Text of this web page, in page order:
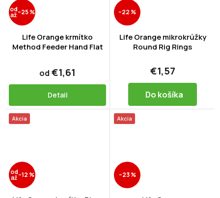
od
až–25 %
Life Orange krmítko
Method Feeder Hand Flat
od €1,61
Detail
–22 %
Life Orange mikrokrúžky
Round Rig Rings
€1,57
Do košíka
Akcia
od
až–12 %
Akcia
–23 %